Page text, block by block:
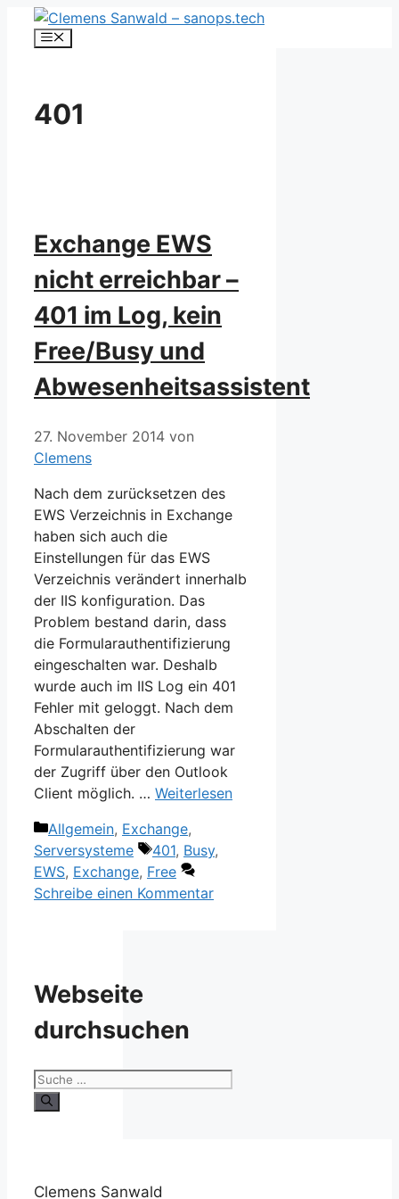
Zum
Inhalt
Menü
401
Exchange EWS
nicht erreichbar –
401 im Log, kein
Free/Busy und
Abwesenheitsassistent
27. November 2014 von
Clemens
Nach dem zurücksetzen des
EWS Verzeichnis in Exchange
haben sich auch die
Einstellungen für das EWS
Verzeichnis verändert innerhalb
der IIS konfiguration. Das
Problem bestand darin, dass
die Formularauthentifizierung
eingeschalten war. Deshalb
wurde auch im IIS Log ein 401
Fehler mit geloggt. Nach dem
Abschalten der
Formularauthentifizierung war
der Zugriff über den Outlook
Client möglich. … Weiterlesen
Kategorien
Allgemein, Exchange,
Serversysteme
Schlagwörter
401, Busy,
EWS, Exchange, Free
Schreibe einen Kommentar
Webseite
durchsuchen
Suche
nach:
Clemens Sanwald